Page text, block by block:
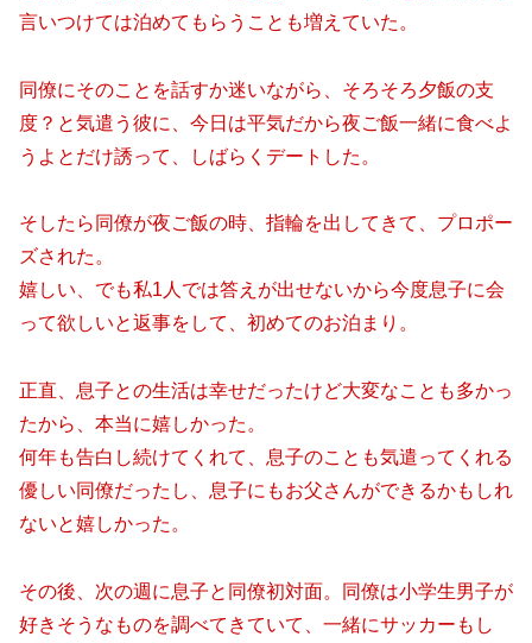
言いつけては泊めてもらうことも増えていた。
同僚にそのことを話すか迷いながら、そろそろ夕飯の支
度？と気遣う彼に、今日は平気だから夜ご飯一緒に食べよ
うよとだけ誘って、しばらくデートした。
そしたら同僚が夜ご飯の時、指輪を出してきて、プロポー
ズされた。
嬉しい、でも私1人では答えが出せないから今度息子に会
って欲しいと返事をして、初めてのお泊まり。
正直、息子との生活は幸せだったけど大変なことも多かっ
たから、本当に嬉しかった。
何年も告白し続けてくれて、息子のことも気遣ってくれる
優しい同僚だったし、息子にもお父さんができるかもしれ
ないと嬉しかった。
その後、次の週に息子と同僚初対面。同僚は小学生男子が
好きそうなものを調べてきていて、一緒にサッカーもし